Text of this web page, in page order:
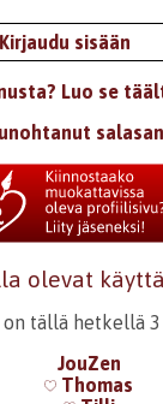
Kirjaudu sisään
Luo se
olevat
tällä hetkellä 3
JouZen
Thomas